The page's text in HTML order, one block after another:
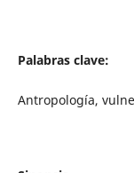
Palabras clave:
Antropología,